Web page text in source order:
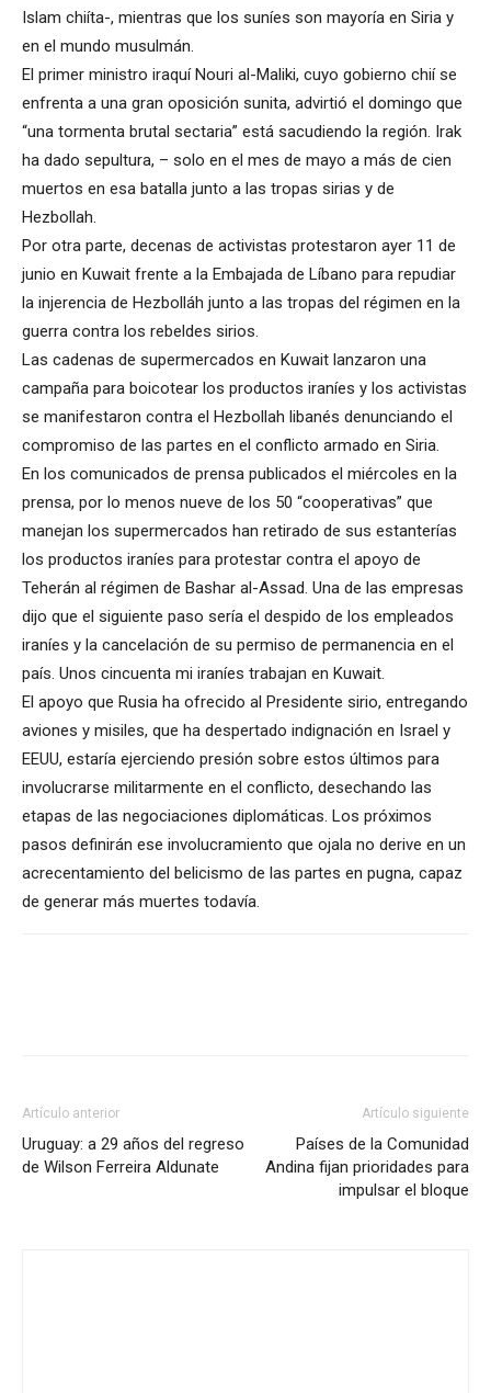
Islam chiíta-, mientras que los suníes son mayoría en Siria y
en el mundo musulmán.
El primer ministro iraquí Nouri al-Maliki, cuyo gobierno chií se
enfrenta a una gran oposición sunita, advirtió el domingo que
“una tormenta brutal sectaria” está sacudiendo la región. Irak
ha dado sepultura, – solo en el mes de mayo a más de cien
muertos en esa batalla junto a las tropas sirias y de
Hezbollah.
Por otra parte, decenas de activistas protestaron ayer 11 de
junio en Kuwait frente a la Embajada de Líbano para repudiar
la injerencia de Hezbolláh junto a las tropas del régimen en la
guerra contra los rebeldes sirios.
Las cadenas de supermercados en Kuwait lanzaron una
campaña para boicotear los productos iraníes y los activistas
se manifestaron contra el Hezbollah libanés denunciando el
compromiso de las partes en el conflicto armado en Siria.
En los comunicados de prensa publicados el miércoles en la
prensa, por lo menos nueve de los 50 “cooperativas” que
manejan los supermercados han retirado de sus estanterías
los productos iraníes para protestar contra el apoyo de
Teherán al régimen de Bashar al-Assad. Una de las empresas
dijo que el siguiente paso sería el despido de los empleados
iraníes y la cancelación de su permiso de permanencia en el
país. Unos cincuenta mi iraníes trabajan en Kuwait.
El apoyo que Rusia ha ofrecido al Presidente sirio, entregando
aviones y misiles, que ha despertado indignación en Israel y
EEUU, estaría ejerciendo presión sobre estos últimos para
involucrarse militarmente en el conflicto, desechando las
etapas de las negociaciones diplomáticas. Los próximos
pasos definirán ese involucramiento que ojala no derive en un
acrecentamiento del belicismo de las partes en pugna, capaz
de generar más muertes todavía.
Artículo anterior
Uruguay: a 29 años del regreso
de Wilson Ferreira Aldunate
Artículo siguiente
Países de la Comunidad
Andina fijan prioridades para
impulsar el bloque